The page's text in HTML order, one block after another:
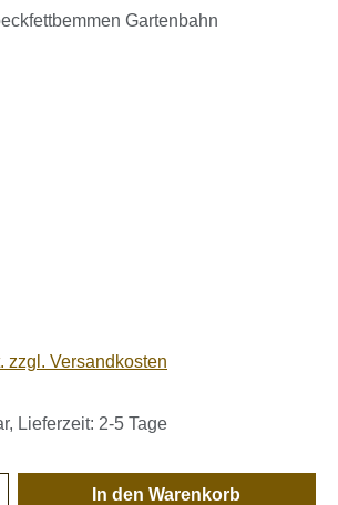
zzgl. Versandkosten
Lieferzeit: 2-5 Tage
Gib den gewünschten
In den Warenkorb